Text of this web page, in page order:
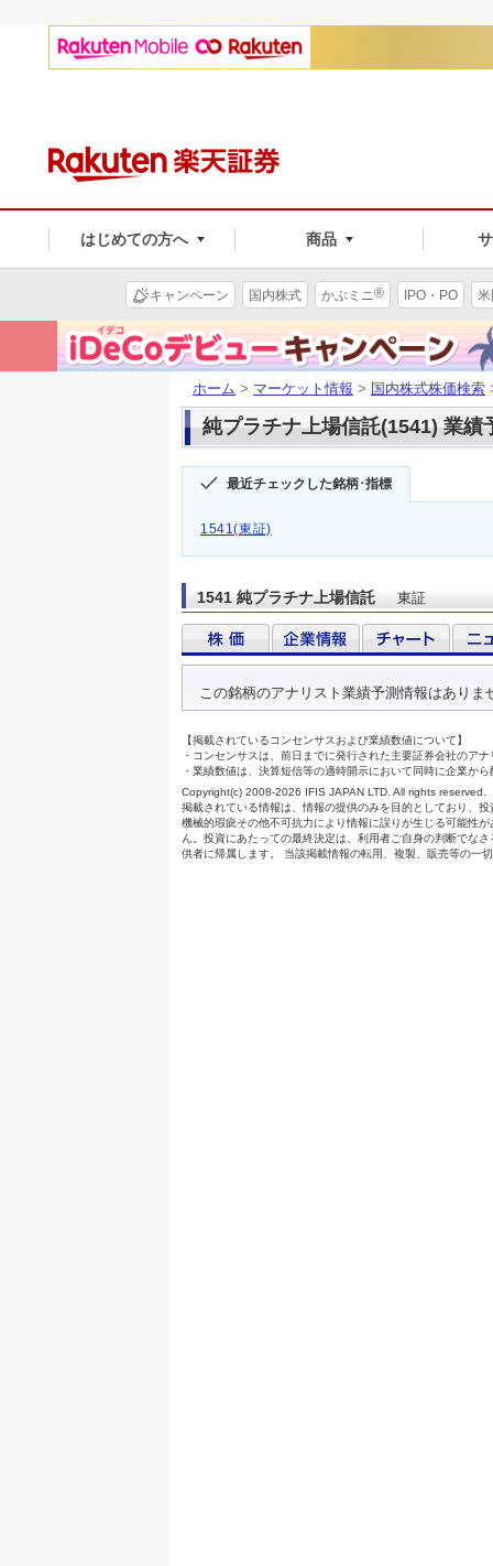
はじめての方へ 商品
キャンペーン 国内株式 かぶミニ® IPO・PO
ホーム > マーケット情報 > 国内株式株価検索
純プラチナ上場信託(1541) 業績
最近チェックした銘柄･指標
1541(東証)
1541 純プラチナ上場信託 東証